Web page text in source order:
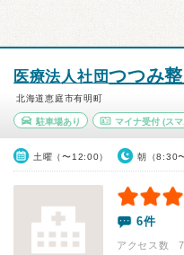
医療法人社団つつみ
北海道恵庭市有明町
駐車場あり マイナ受付(スマ
土曜（〜12:00） 朝（8:30
6件
アクセス数 7